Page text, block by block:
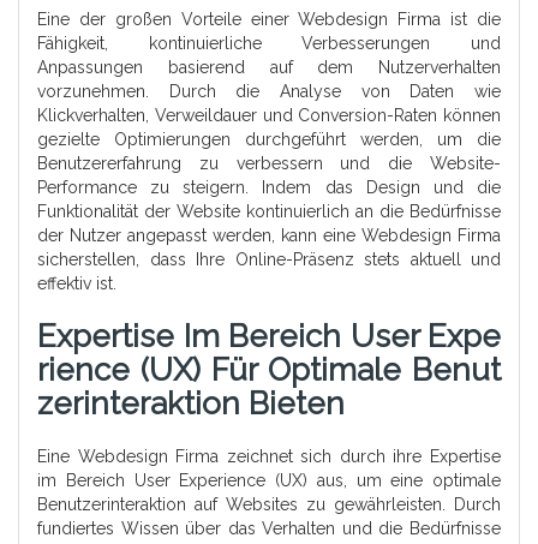
Eine der großen Vorteile einer Webdesign Firma ist die
Fähigkeit, kontinuierliche Verbesserungen und
Anpassungen basierend auf dem Nutzerverhalten
vorzunehmen. Durch die Analyse von Daten wie
Klickverhalten, Verweildauer und Conversion-Raten können
gezielte Optimierungen durchgeführt werden, um die
Benutzererfahrung zu verbessern und die Website-
Performance zu steigern. Indem das Design und die
Funktionalität der Website kontinuierlich an die Bedürfnisse
der Nutzer angepasst werden, kann eine Webdesign Firma
sicherstellen, dass Ihre Online-Präsenz stets aktuell und
effektiv ist.
Expertise Im Bereich User Expe
Rience (UX) Für Optimale Benut
Zerinteraktion Bieten
Eine Webdesign Firma zeichnet sich durch ihre Expertise
im Bereich User Experience (UX) aus, um eine optimale
Benutzerinteraktion auf Websites zu gewährleisten. Durch
fundiertes Wissen über das Verhalten und die Bedürfnisse